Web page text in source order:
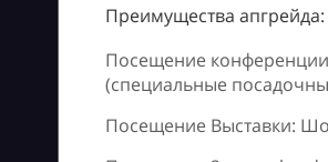
Преимущества апгрейда:
Посещение
(специальные
Посещение Выставки: